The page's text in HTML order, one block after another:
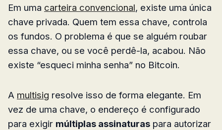
Em uma carteira convencional, existe uma única
chave privada. Quem tem essa chave, controla
os fundos. O problema é que se alguém roubar
essa chave, ou se você perdê-la, acabou. Não
existe “esqueci minha senha” no Bitcoin.
A multisig resolve isso de forma elegante. Em
vez de uma chave, o endereço é configurado
para exigir múltiplas assinaturas para autorizar